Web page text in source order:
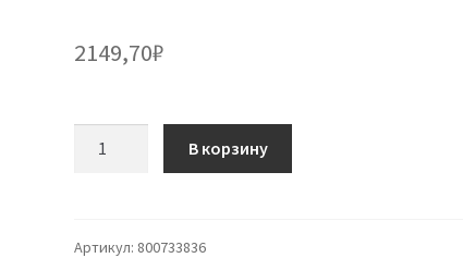
2149,70₽
12ch
В корзину
Артикул: 800733836